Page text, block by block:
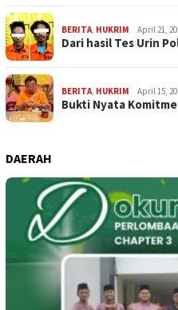
BERITA HUKRIM April 21,
Dari hasil Tes Urin
BERITA HUKRIM April 15,
Bukti Nyata
DAERAH